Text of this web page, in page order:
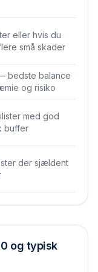
eller hvis du
små skader
bedste balance
og risiko
med god
buffer
der sjældent
og typisk